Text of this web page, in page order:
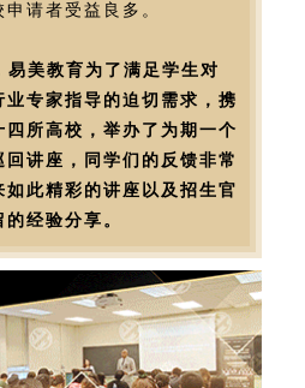
请者受益良多。
美教育为了满足学生对
专家指导的迫切需求，携
所高校，举办了为期一个
回讲座，同学们的反馈非常
此精彩的讲座以及招生官
经验分享。